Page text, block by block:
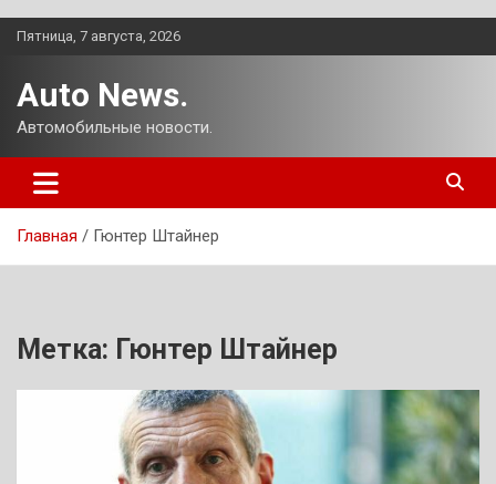
Перейти
Пятница, 7 августа, 2026
Auto News.
Автомобильные новости.
Главная Гюнтер Штайнер
Метка: Гюнтер Штайнер